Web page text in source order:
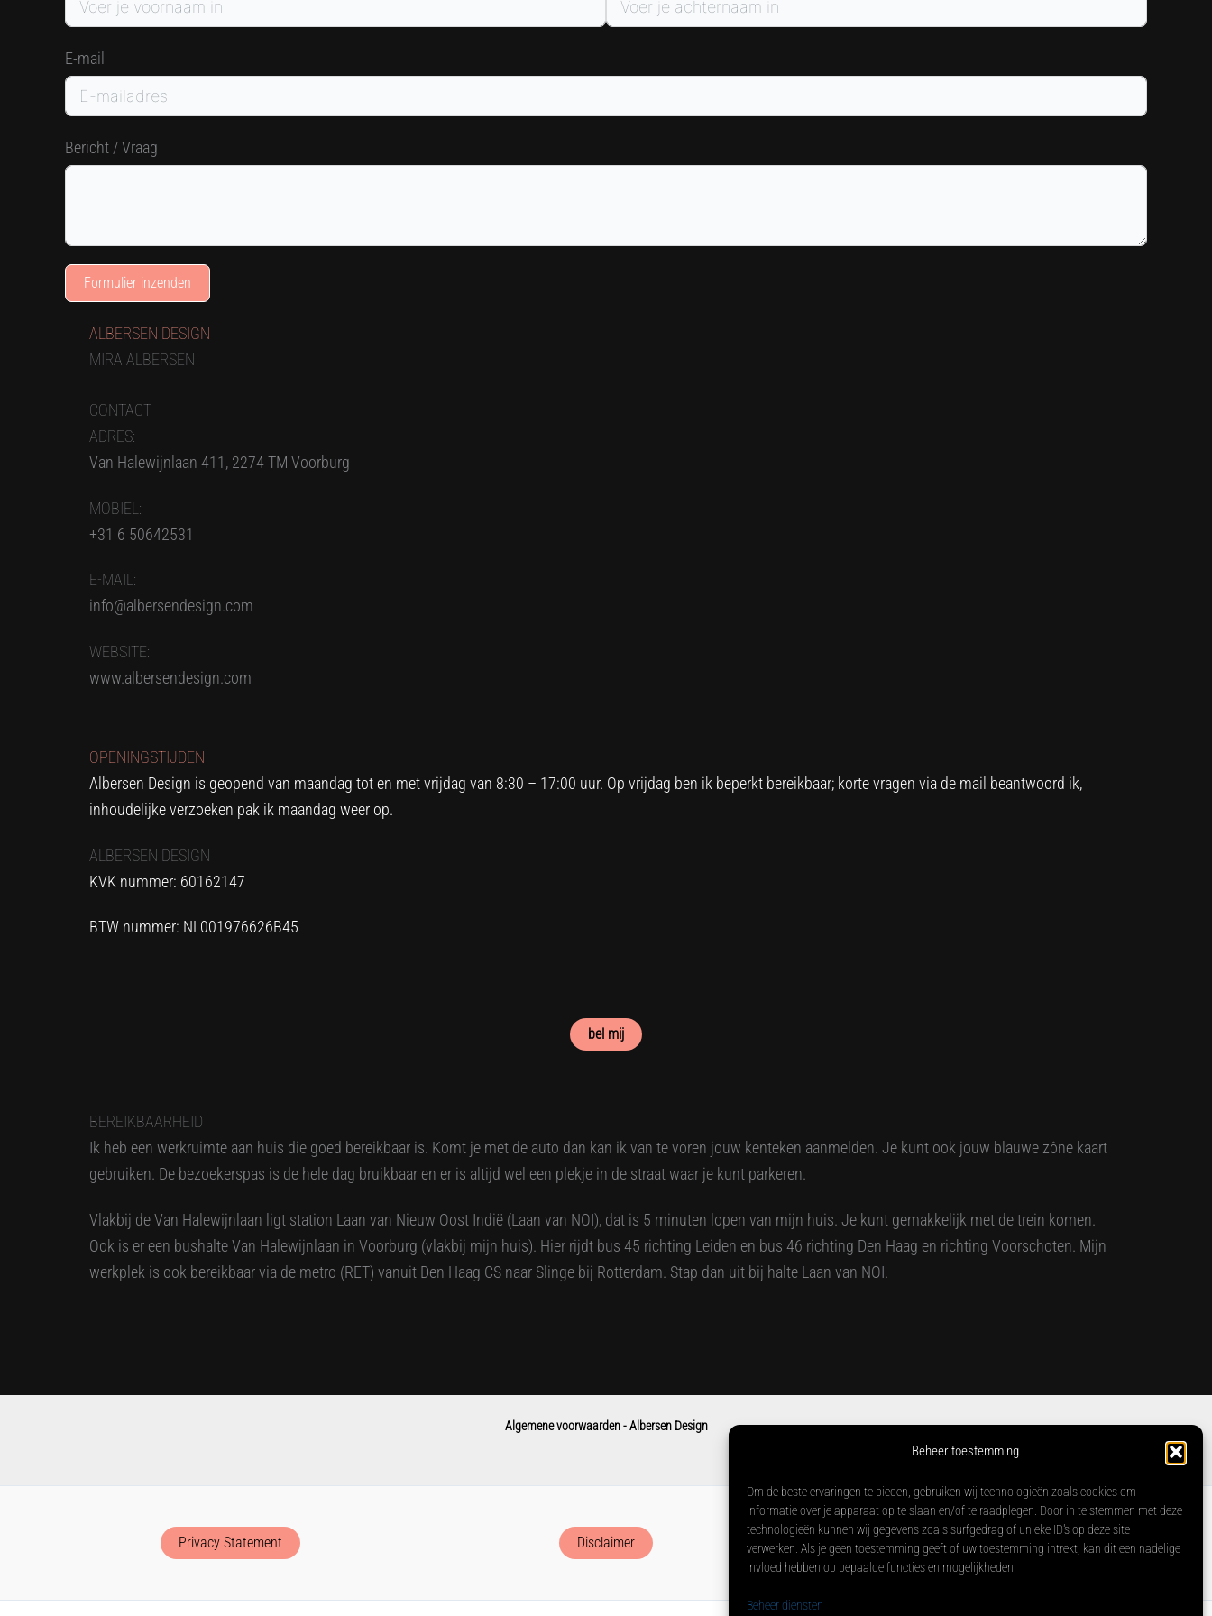
Beheer toestemming
Om de beste ervaringen te bieden, gebruiken wij technologieën zoals cookies om
informatie over je apparaat op te slaan en/of te raadplegen. Door in te stemmen met deze
technologieën kunnen wij gegevens zoals surfgedrag of unieke ID's op deze site
verwerken. Als je geen toestemming geeft of uw toestemming intrekt, kan dit een nadelige
invloed hebben op bepaalde functies en mogelijkheden.
Beheer diensten
E-mail
Bericht / Vraag
Formulier inzenden
ALBERSEN DESIGN
MIRA ALBERSEN
CONTACT
ADRES:
Van Halewijnlaan 411, 2274 TM Voorburg
MOBIEL:
+31 6 50642531
E-MAIL:
info@albersendesign.com
WEBSITE:
www.albersendesign.com
OPENINGSTIJDEN
Albersen Design is geopend van maandag tot en met vrijdag van 8:30 – 17:00 uur. Op vrijdag ben ik beperkt bereikbaar; korte vragen via de mail beantwoord ik,
inhoudelijke verzoeken pak ik maandag weer op.
ALBERSEN DESIGN
KVK nummer: 60162147
BTW nummer: NL001976626B45
bel mij
BEREIKBAARHEID
Ik heb een werkruimte aan huis die goed bereikbaar is. Komt je met de auto dan kan ik van te voren jouw kenteken aanmelden. Je kunt ook jouw blauwe zône kaart
gebruiken. De bezoekerspas is de hele dag bruikbaar en er is altijd wel een plekje in de straat waar je kunt parkeren.
Vlakbij de Van Halewijnlaan ligt station Laan van Nieuw Oost Indië (Laan van NOI), dat is 5 minuten lopen van mijn huis. Je kunt gemakkelijk met de trein komen.
Ook is er een bushalte Van Halewijnlaan in Voorburg (vlakbij mijn huis). Hier rijdt bus 45 richting Leiden en bus 46 richting Den Haag en richting Voorschoten. Mijn
werkplek is ook bereikbaar via de metro (RET) vanuit Den Haag CS naar Slinge bij Rotterdam. Stap dan uit bij halte Laan van NOI.
Algemene voorwaarden - Albersen Design
Privacy Statement Disclaimer Cookieverklaring